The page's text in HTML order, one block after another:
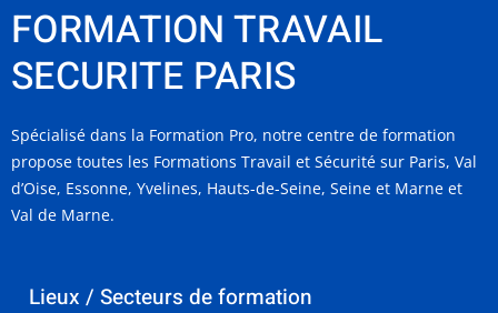
FORMATION TRAVAIL
SECURITE PARIS
Spécialisé dans la Formation Pro, notre centre de formation
propose toutes les Formations Travail et Sécurité sur Paris, Val
d’Oise, Essonne, Yvelines, Hauts-de-Seine, Seine et Marne et
Val de Marne.
Lieux / Secteurs de formation